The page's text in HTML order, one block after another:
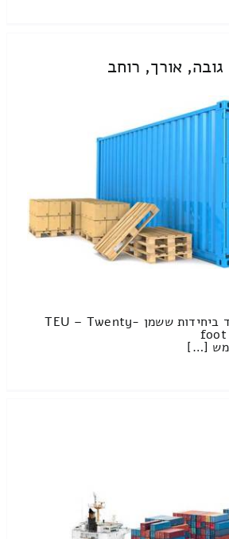
גובה, אורך, רוחב
נפח של מכולה נמדד ביחידות ששמן TEU – Twenty-
foot
[…]